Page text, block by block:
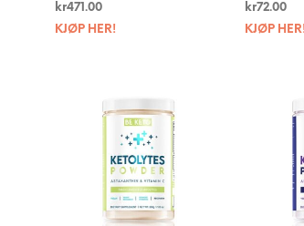
kr471.00
KJØP HER!
kr72.00
KJØP HER!